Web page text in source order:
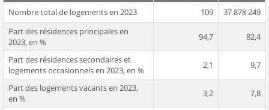
Nombre total de logements en 2023 109
37 878 249
Part des résidences principales en
2023, en %
94,7 82,4
Part des résidences secondaires et
logements occasionnels en 2023, en %
2,1 9,7
Part des logements vacants en 2023,
en %
3,2 7,8